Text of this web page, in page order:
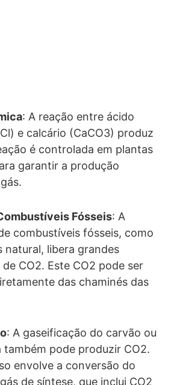
: A reação entre ácido
e calcário (CaCO3) produz
é controlada em plantas
garantir a produção
Fósseis: A
combustíveis fósseis, como
natural, libera grandes
CO2. Este CO2 pode ser
das chaminés das
: A gaseificação do carvão ou
também pode produzir CO2.
envolve a conversão do
de síntese, que inclui CO2